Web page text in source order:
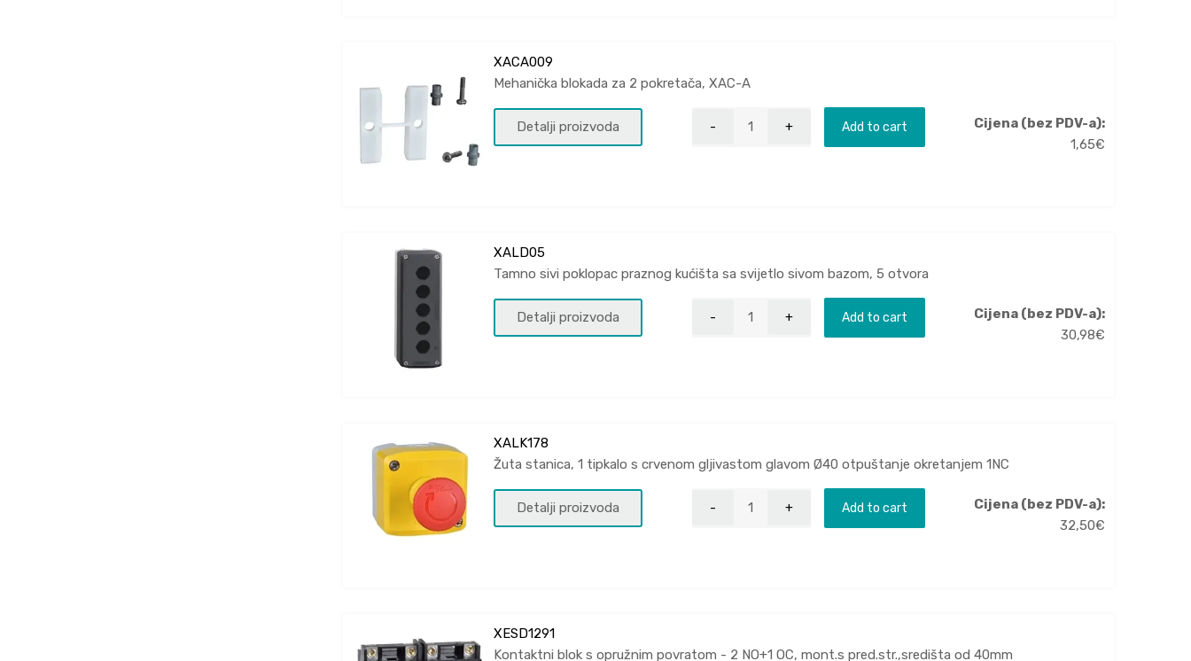
XACA009
Mehanička blokada za 2 pokretača, XAC-A
Detalji proizvoda Add to cart
Cijena (bez PDV-a):
1,65€
XALD05
Tamno sivi poklopac praznog kućišta sa svijetlo sivom bazom, 5 otvora
Detalji proizvoda Add to cart
Cijena (bez PDV-a):
30,98€
XALK178
Žuta stanica, 1 tipkalo s crvenom gljivastom glavom Ø40 otpuštanje okretanjem 1NC
Detalji proizvoda Add to cart
Cijena (bez PDV-a):
32,50€
XESD1291
Kontaktni blok s opružnim povratom - 2 NO+1 OC, mont.s pred.str.,središta od 40mm